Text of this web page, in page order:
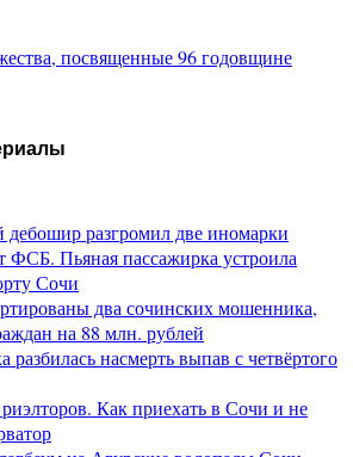
посвященные 96 годовщине
разгромил две иномарки
ФСБ. Пьяная пассажирка устроила
Сочи
два сочинских мошенника,
на 88 млн. рублей
насмерть выпав с четвёртого
Как приехать в Сочи и не